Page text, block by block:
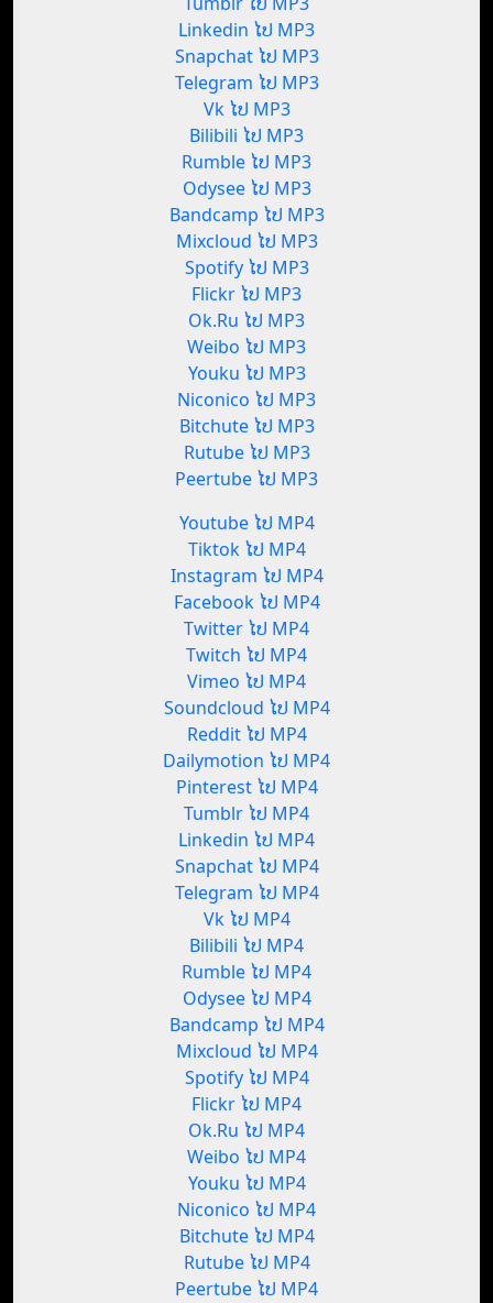
Linkedin ໄປ MP3
Snapchat ໄປ MP3
Telegram ໄປ MP3
Vk ໄປ MP3
Bilibili ໄປ MP3
Rumble ໄປ MP3
Odysee ໄປ MP3
Bandcamp ໄປ MP3
Mixcloud ໄປ MP3
Spotify ໄປ MP3
Flickr ໄປ MP3
Ok.Ru ໄປ MP3
Weibo ໄປ MP3
Youku ໄປ MP3
Niconico ໄປ MP3
Bitchute ໄປ MP3
Rutube ໄປ MP3
Peertube ໄປ MP3
Youtube ໄປ MP4
Tiktok ໄປ MP4
Instagram ໄປ MP4
Facebook ໄປ MP4
Twitter ໄປ MP4
Twitch ໄປ MP4
Vimeo ໄປ MP4
Soundcloud ໄປ MP4
Reddit ໄປ MP4
Dailymotion ໄປ MP4
Pinterest ໄປ MP4
Tumblr ໄປ MP4
Linkedin ໄປ MP4
Snapchat ໄປ MP4
Telegram ໄປ MP4
Vk ໄປ MP4
Bilibili ໄປ MP4
Rumble ໄປ MP4
Odysee ໄປ MP4
Bandcamp ໄປ MP4
Mixcloud ໄປ MP4
Spotify ໄປ MP4
Flickr ໄປ MP4
Ok.Ru ໄປ MP4
Weibo ໄປ MP4
Youku ໄປ MP4
Niconico ໄປ MP4
Bitchute ໄປ MP4
Rutube ໄປ MP4
Peertube ໄປ MP4